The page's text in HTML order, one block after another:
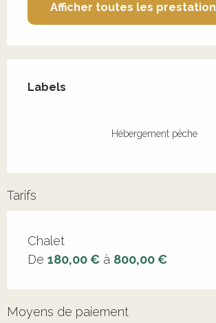
Afficher toutes les
Labels
Labels
Hébergement pêche
Tarifs
Tarifs 2026
Chalet
De 180,00 € à 800,00 €
Moyens de paiement